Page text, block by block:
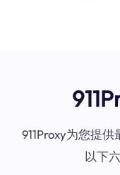
911Proxy为您提
以下